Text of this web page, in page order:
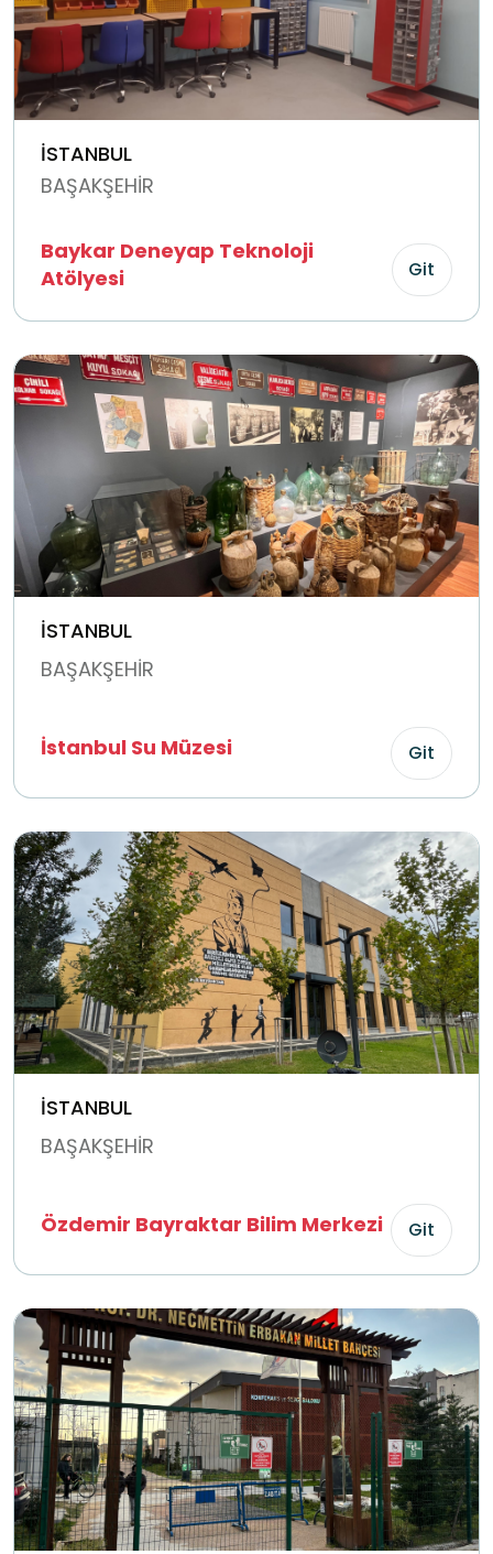
İSTANBUL
BAŞAKŞEHİR
Baykar Deneyap Teknoloji
Atölyesi
Git
İSTANBUL
BAŞAKŞEHİR
İstanbul Su Müzesi Git
İSTANBUL
BAŞAKŞEHİR
Özdemir Bayraktar Bilim Merkezi Git